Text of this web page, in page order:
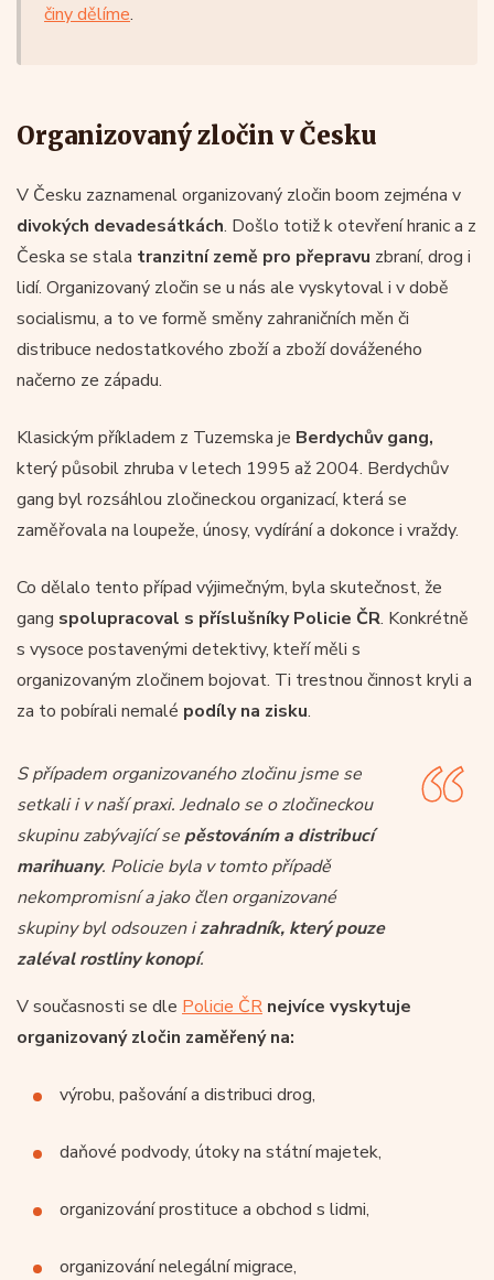
činy dělíme.
Organizovaný zločin v Česku
V Česku zaznamenal organizovaný zločin boom zejména v
divokých devadesátkách. Došlo totiž k otevření hranic a z
Česka se stala tranzitní země pro přepravu zbraní, drog i
lidí. Organizovaný zločin se u nás ale vyskytoval i v době
socialismu, a to ve formě směny zahraničních měn či
distribuce nedostatkového zboží a zboží dováženého
načerno ze západu.
Klasickým příkladem z Tuzemska je Berdychův gang,
který působil zhruba v letech 1995 až 2004. Berdychův
gang byl rozsáhlou zločineckou organizací, která se
zaměřovala na loupeže, únosy, vydírání a dokonce i vraždy.
Co dělalo tento případ výjimečným, byla skutečnost, že
gang spolupracoval s příslušníky Policie ČR. Konkrétně
s vysoce postavenými detektivy, kteří měli s
organizovaným zločinem bojovat. Ti trestnou činnost kryli a
za to pobírali nemalé podíly na zisku.
S případem organizovaného zločinu jsme se
setkali i v naší praxi. Jednalo se o zločineckou
skupinu zabývající se pěstováním a distribucí
marihuany. Policie byla v tomto případě
nekompromisní a jako člen organizované
skupiny byl odsouzen izahradník, který pouze
zaléval rostliny konopí.
V současnosti se dle Policie ČR nejvíce vyskytuje
organizovaný zločin zaměřený na:
výrobu, pašování a distribuci drog,
daňové podvody, útoky na státní majetek,
organizování prostituce a obchod s lidmi,
organizování nelegální migrace,